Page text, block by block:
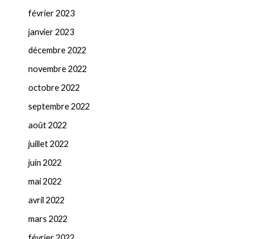
février 2023
janvier 2023
décembre 2022
novembre 2022
octobre 2022
septembre 2022
août 2022
juillet 2022
juin 2022
mai 2022
avril 2022
mars 2022